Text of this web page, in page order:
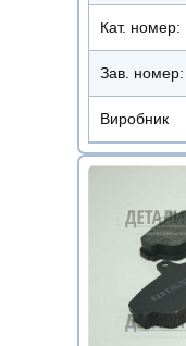
Кат. номер:
Зав. номер:
Виробник